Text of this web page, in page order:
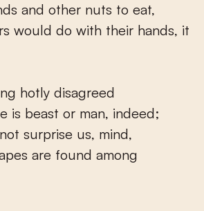
and other nuts to eat,
would do with their hands, it
hotly disagreed
is beast or man, indeed;
surprise us, mind,
are found among